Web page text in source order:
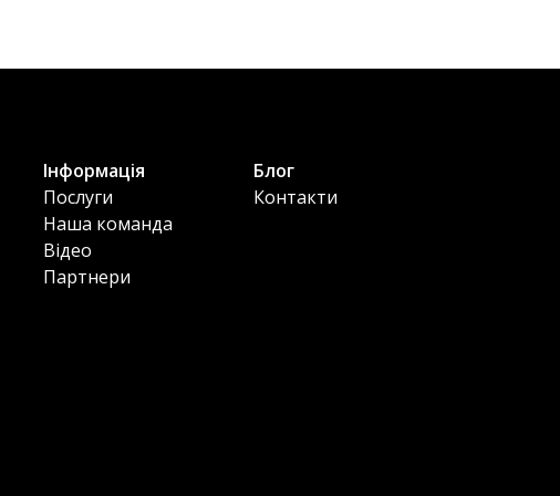
Інформація
Послуги
Наша команда
Відео
Партнери
Блог
Контакти